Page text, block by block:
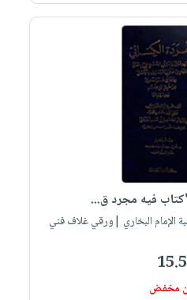
فيه مجرد ق...
الإمام البخاري |ورقي غلاف فني
مخفض